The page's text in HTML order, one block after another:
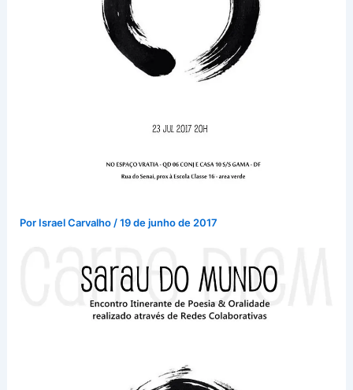
Por Israel Carvalho/19 de junho de 2017